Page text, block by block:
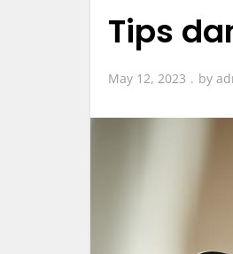
Tips
May 12, 2023 by